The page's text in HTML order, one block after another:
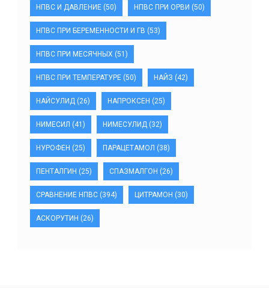
НПВС И ДАВЛЕНИЕ (50) НПВС ПРИ ОРВИ (50)
НПВС ПРИ БЕРЕМЕННОСТИ И ГВ (53)
НПВС ПРИ МЕСЯЧНЫХ (51)
НПВС ПРИ ТЕМПЕРАТУРЕ (50) НАЙЗ (42)
НАЙСУЛИД (26) НАПРОКСЕН (25)
НИМЕСИЛ (41) НИМЕСУЛИД (32)
НУРОФЕН (25) ПАРАЦЕТАМОЛ (38)
ПЕНТАЛГИН (25) СПАЗМАЛГОН (26)
СРАВНЕНИЕ НПВС (394) ЦИТРАМОН (30)
АСКОРУТИН (26)